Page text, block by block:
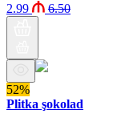
2.99 6.50
52%
Plitka şokolad